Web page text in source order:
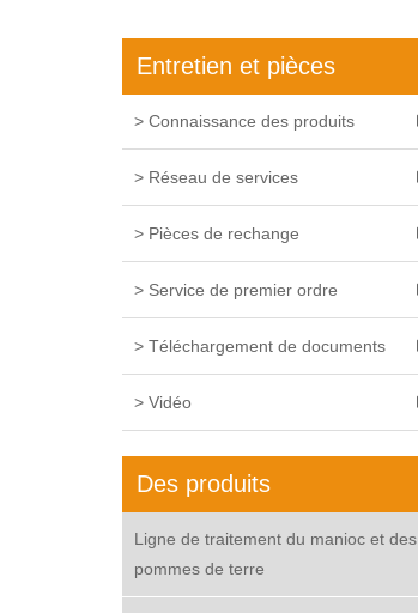
Entretien et pièces
> Connaissance des produits
> Réseau de services
> Pièces de rechange
> Service de premier ordre
> Téléchargement de documents
> Vidéo
Des produits
Ligne de traitement du manioc et des
pommes de terre